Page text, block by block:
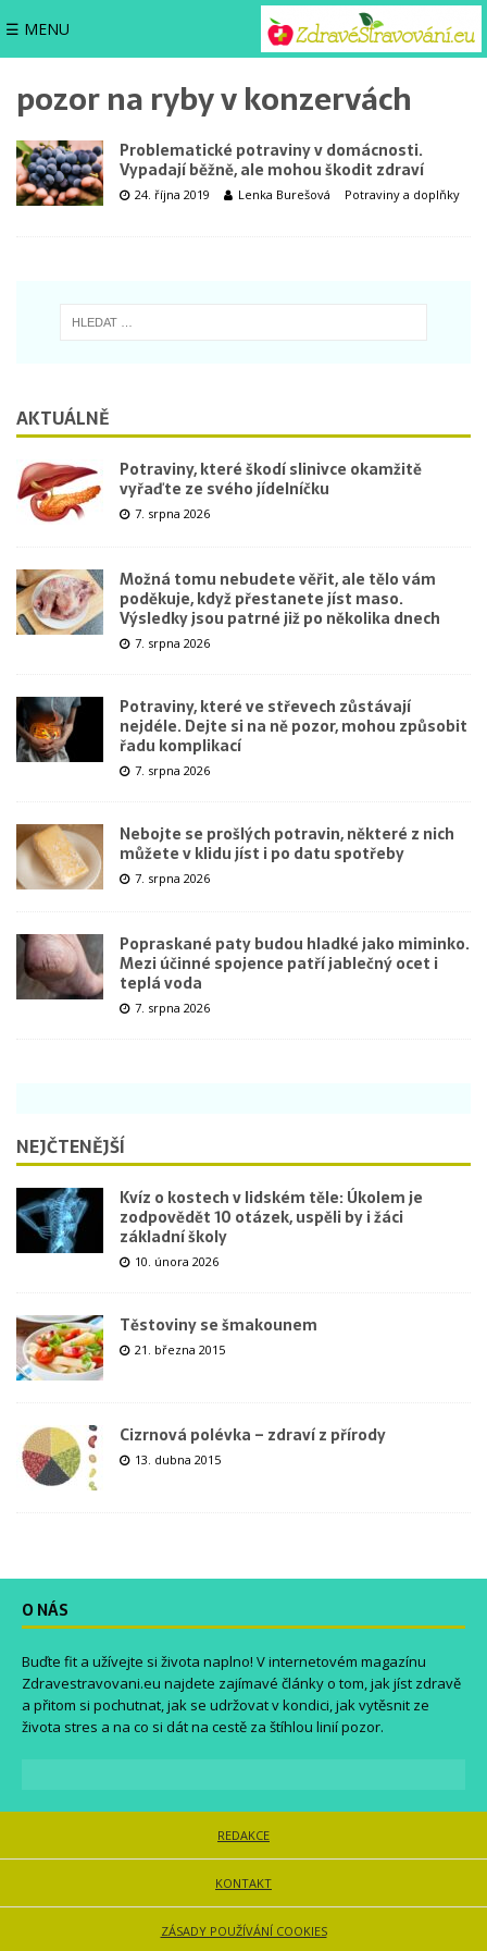
☰ MENU
pozor na ryby v konzervách
Problematické potraviny v domácnosti.
Vypadají běžně, ale mohou škodit zdraví
24. října 2019 Lenka Burešová Potraviny a doplňky
AKTUÁLNĚ
Potraviny, které škodí slinivce okamžitě
vyřaďte ze svého jídelníčku
7. srpna 2026
Možná tomu nebudete věřit, ale tělo vám
poděkuje, když přestanete jíst maso.
Výsledky jsou patrné již po několika dnech
7. srpna 2026
Potraviny, které ve střevech zůstávají
nejdéle. Dejte si na ně pozor, mohou způsobit
řadu komplikací
7. srpna 2026
Nebojte se prošlých potravin, některé z nich
můžete v klidu jíst i po datu spotřeby
7. srpna 2026
Popraskané paty budou hladké jako miminko.
Mezi účinné spojence patří jablečný ocet i
teplá voda
7. srpna 2026
NEJČTENĚJŠÍ
Kvíz o kostech v lidském těle: Úkolem je
zodpovědět 10 otázek, uspěli by i žáci
základní školy
10. února 2026
Těstoviny se šmakounem
21. března 2015
Cizrnová polévka – zdraví z přírody
13. dubna 2015
O NÁS
Buďte fit a užívejte si života naplno! V internetovém magazínu
Zdravestravovani.eu najdete zajímavé články o tom, jak jíst zdravě
a přitom si pochutnat, jak se udržovat v kondici, jak vytěsnit ze
života stres a na co si dát na cestě za štíhlou linií pozor.
REDAKCE
KONTAKT
ZÁSADY POUŽÍVÁNÍ COOKIES